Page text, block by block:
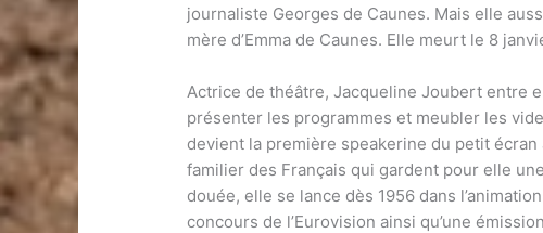
journaliste Georges de Caunes. Mais elle
mère d’Emma de Caunes. Elle meurt le 8
Actrice de théâtre, Jacqueline Joubert entre
présenter les programmes et meubler les
devient la première speakerine du petit
familier des Français qui gardent pour elle
douée, elle se lance dès 1956 dans
concours de l’Eurovision ainsi qu’une